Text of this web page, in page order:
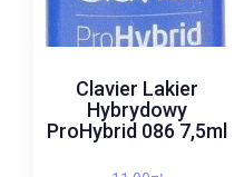
Clavier Lakier
Hybrydowy
ProHybrid 086 7,5ml